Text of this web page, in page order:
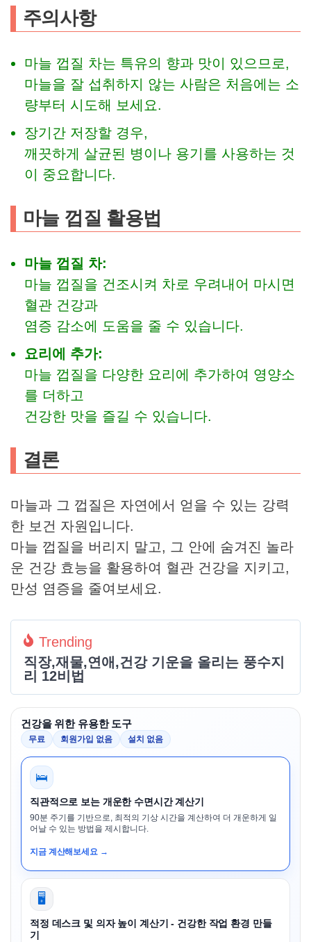
주의사항
마늘 껍질 차는 특유의 향과 맛이 있으므로,
마늘을 잘 섭취하지 않는 사람은 처음에는 소
량부터 시도해 보세요.
장기간 저장할 경우,
깨끗하게 살균된 병이나 용기를 사용하는 것
이 중요합니다.
마늘 껍질 활용법
마늘 껍질 차:
마늘 껍질을 건조시켜 차로 우려내어 마시면
혈관 건강과
염증 감소에 도움을 줄 수 있습니다.
요리에 추가:
마늘 껍질을 다양한 요리에 추가하여 영양소
를 더하고
건강한 맛을 즐길 수 있습니다.
결론
마늘과 그 껍질은 자연에서 얻을 수 있는 강력
한 보건 자원입니다.
마늘 껍질을 버리지 말고, 그 안에 숨겨진 놀라
운 건강 효능을 활용하여 혈관 건강을 지키고,
만성 염증을 줄여보세요.
Trending
직장,재물,연애,건강 기운을 올리는 풍수지
리 12비법
건강을 위한 유용한 도구
무료 회원가입 없음 설치 없음
🛌
직관적으로 보는 개운한 수면시간 계산기
90분 주기를 기반으로, 최적의 기상 시간을 계산하여 더 개운하게 일
어날 수 있는 방법을 제시합니다.
지금 계산해보세요 →
🖥️
적정 데스크 및 의자 높이 계산기 - 건강한 작업 환경 만들
기